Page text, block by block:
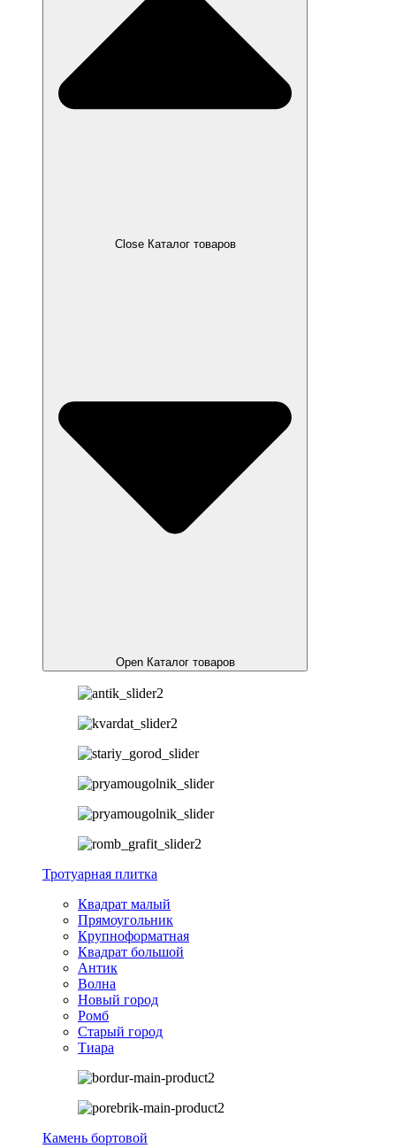
Close Каталог товаров
Open Каталог товаров
Тротуарная плитка
Квадрат малый
Прямоугольник
Крупноформатная
Квадрат большой
Антик
Волна
Новый город
Ромб
Старый город
Тиара
Камень бортовой